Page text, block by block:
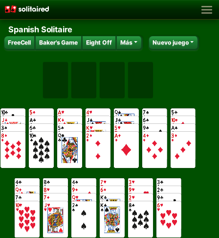
Spanish Solitaire
FreeCell Baker's Game Eight Off Más Nuevo juego